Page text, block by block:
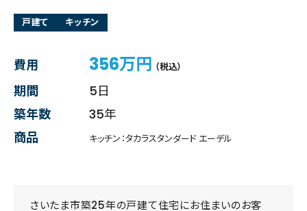
戸建て キッチン
費用 356万円 （税込）
期間
5日
築年数
35年
商品
キッチン：タカラスタンダード エーデル
さいたま市築25年の戸建て住宅にお住まいのお客